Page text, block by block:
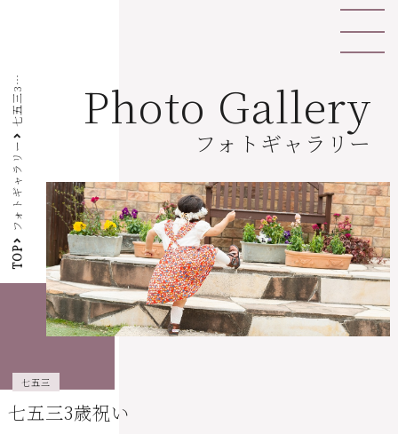
Photo Gallery
フォトギャラリー
TOP
フォトギャラリー
七
五
三
3
歳
祝
い
七五三
七五三3歳祝い